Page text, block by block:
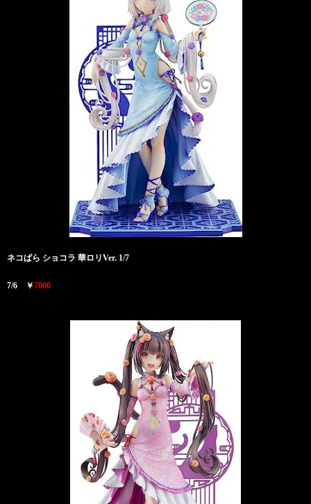
ネコぱら ショコラ 華ロリVer. 1/7
7/6 ￥7000